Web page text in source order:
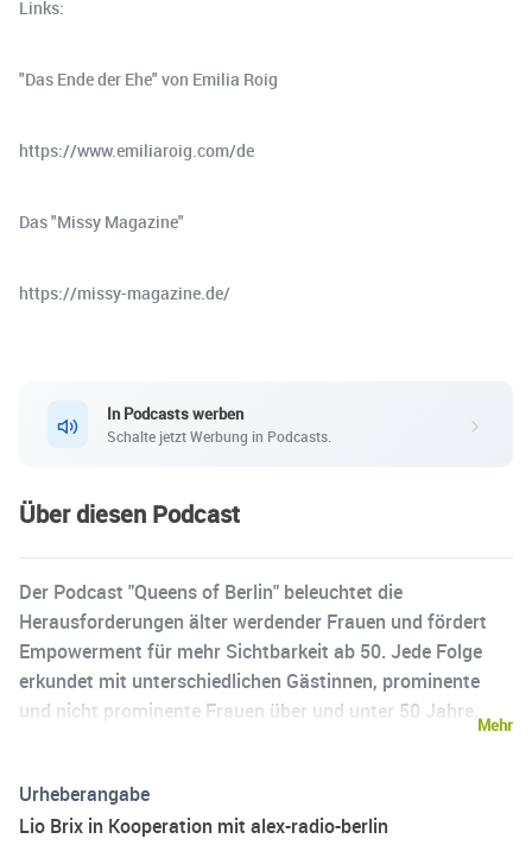
Links:
"Das Ende der Ehe" von Emilia Roig
https://www.emiliaroig.com/de
Das "Missy Magazine"
https://missy-magazine.de/
In Podcasts werben
Schalte jetzt Werbung in Podcasts.
Über diesen Podcast
Der Podcast "Queens of Berlin" beleuchtet die
Herausforderungen älter werdender Frauen und fördert
Empowerment für mehr Sichtbarkeit ab 50. Jede Folge
erkundet mit unterschiedlichen Gästinnen, prominente
und nicht prominente Frauen über und unter 50 Jahre,
generationsübergreifender feministischer Austausch, der
alternative Perspektiven auf das Älterwerden inspiriert.
Mehr
Urheberangabe
Lio Brix in Kooperation mit alex-radio-berlin